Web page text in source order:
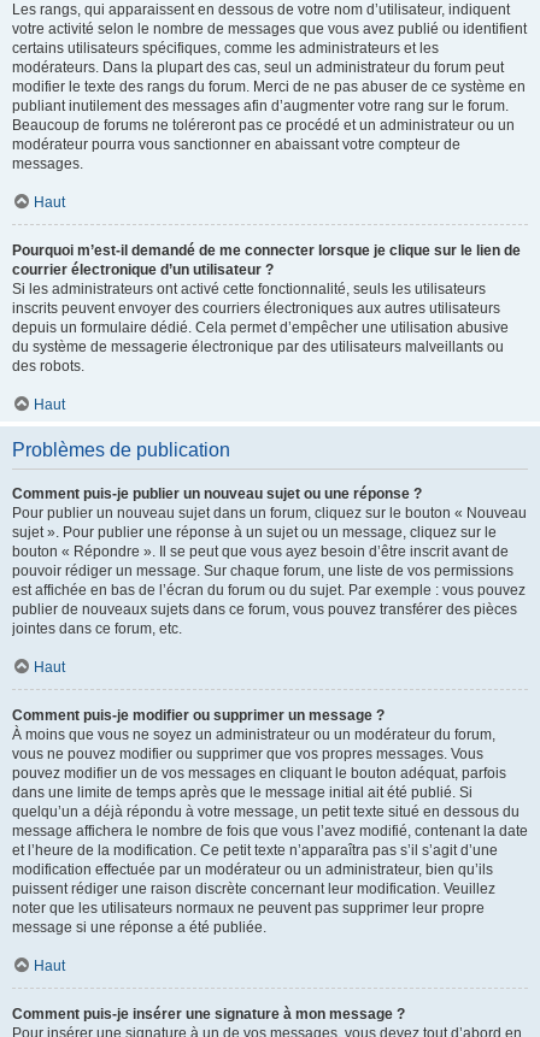
Les rangs, qui apparaissent en dessous de votre nom d’utilisateur, indiquent
votre activité selon le nombre de messages que vous avez publié ou identifient
certains utilisateurs spécifiques, comme les administrateurs et les
modérateurs. Dans la plupart des cas, seul un administrateur du forum peut
modifier le texte des rangs du forum. Merci de ne pas abuser de ce système en
publiant inutilement des messages afin d’augmenter votre rang sur le forum.
Beaucoup de forums ne toléreront pas ce procédé et un administrateur ou un
modérateur pourra vous sanctionner en abaissant votre compteur de
messages.
Haut
Pourquoi m’est-il demandé de me connecter lorsque je clique sur le lien de
courrier électronique d’un utilisateur ?
Si les administrateurs ont activé cette fonctionnalité, seuls les utilisateurs
inscrits peuvent envoyer des courriers électroniques aux autres utilisateurs
depuis un formulaire dédié. Cela permet d’empêcher une utilisation abusive
du système de messagerie électronique par des utilisateurs malveillants ou
des robots.
Haut
Problèmes de publication
Comment puis-je publier un nouveau sujet ou une réponse ?
Pour publier un nouveau sujet dans un forum, cliquez sur le bouton « Nouveau
sujet ». Pour publier une réponse à un sujet ou un message, cliquez sur le
bouton « Répondre ». Il se peut que vous ayez besoin d’être inscrit avant de
pouvoir rédiger un message. Sur chaque forum, une liste de vos permissions
est affichée en bas de l’écran du forum ou du sujet. Par exemple : vous pouvez
publier de nouveaux sujets dans ce forum, vous pouvez transférer des pièces
jointes dans ce forum, etc.
Haut
Comment puis-je modifier ou supprimer un message ?
À moins que vous ne soyez un administrateur ou un modérateur du forum,
vous ne pouvez modifier ou supprimer que vos propres messages. Vous
pouvez modifier un de vos messages en cliquant le bouton adéquat, parfois
dans une limite de temps après que le message initial ait été publié. Si
quelqu’un a déjà répondu à votre message, un petit texte situé en dessous du
message affichera le nombre de fois que vous l’avez modifié, contenant la date
et l’heure de la modification. Ce petit texte n’apparaîtra pas s’il s’agit d’une
modification effectuée par un modérateur ou un administrateur, bien qu’ils
puissent rédiger une raison discrète concernant leur modification. Veuillez
noter que les utilisateurs normaux ne peuvent pas supprimer leur propre
message si une réponse a été publiée.
Haut
Comment puis-je insérer une signature à mon message ?
Pour insérer une signature à un de vos messages, vous devez tout d’abord en